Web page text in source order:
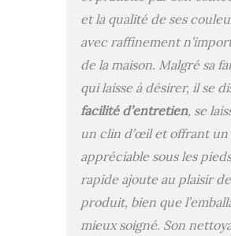
tapis
grâce
offre
pas
et la qualité de ses
avec raffinement
de la maison. Malgré sa
qui laisse à désirer, il se
facilité d’entretien, se
un clin d’œil et offrant
appréciable sous les
rapide ajoute au plaisir
produit, bien que
mieux soigné. Son